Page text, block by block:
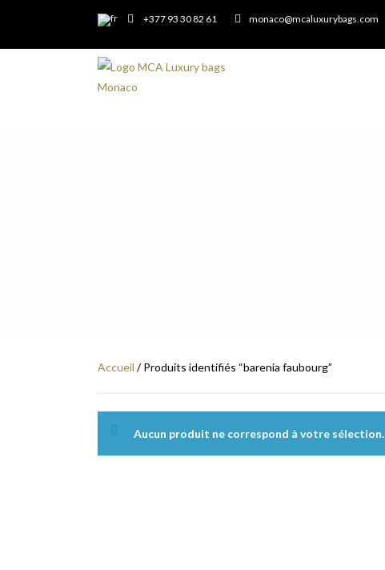
+377 93 30 82 61 monaco@mcaluxurybags.com
Accueil / Produits identifiés “barenia faubourg”
Aucun produit ne correspond à votre sélection.